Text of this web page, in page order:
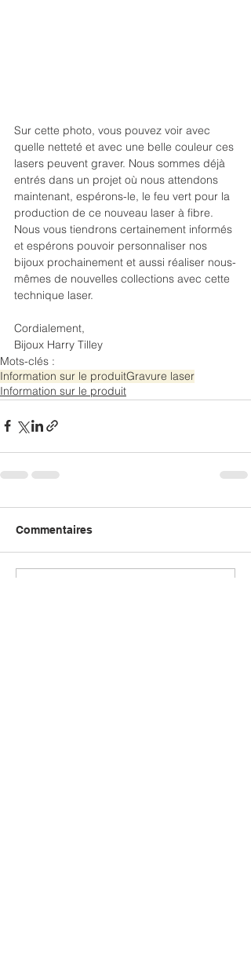
Sur cette photo, vous pouvez voir avec
quelle netteté et avec une belle couleur ces
lasers peuvent graver. Nous sommes déjà
entrés dans un projet où nous attendons
maintenant, espérons-le, le feu vert pour la
production de ce nouveau laser à fibre.
Nous vous tiendrons certainement informés
et espérons pouvoir personnaliser nos
bijoux prochainement et aussi réaliser nous-
mêmes de nouvelles collections avec cette
technique laser.
Cordialement,
Bijoux Harry Tilley
Mots-clés :
Information sur le produitGravure laser
Information sur le produit
Commentaires